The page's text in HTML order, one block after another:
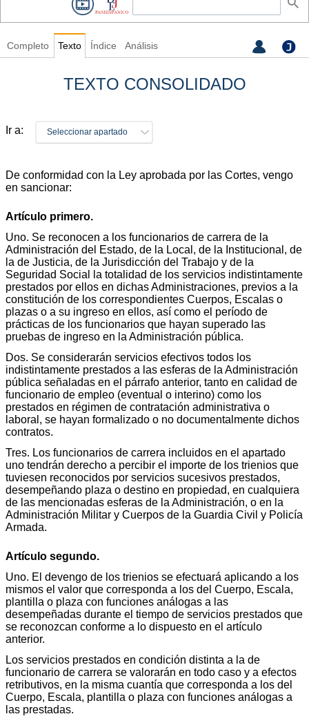
Completo Texto Índice Análisis
TEXTO CONSOLIDADO
Ir a: Seleccionar apartado
De conformidad con la Ley aprobada por las Cortes, vengo
en sancionar:
Artículo primero.
Uno. Se reconocen a los funcionarios de carrera de la
Administración del Estado, de la Local, de la Institucional, de
la de Justicia, de la Jurisdicción del Trabajo y de la
Seguridad Social la totalidad de los servicios indistintamente
prestados por ellos en dichas Administraciones, previos a la
constitución de los correspondientes Cuerpos, Escalas o
plazas o a su ingreso en ellos, así como el período de
prácticas de los funcionarios que hayan superado las
pruebas de ingreso en la Administración pública.
Dos. Se considerarán servicios efectivos todos los
indistintamente prestados a las esferas de la Administración
pública señaladas en el párrafo anterior, tanto en calidad de
funcionario de empleo (eventual o interino) como los
prestados en régimen de contratación administrativa o
laboral, se hayan formalizado o no documentalmente dichos
contratos.
Tres. Los funcionarios de carrera incluidos en el apartado
uno tendrán derecho a percibir el importe de los trienios que
tuviesen reconocidos por servicios sucesivos prestados,
desempeñando plaza o destino en propiedad, en cualquiera
de las mencionadas esferas de la Administración, o en la
Administración Militar y Cuerpos de la Guardia Civil y Policía
Armada.
Artículo segundo.
Uno. El devengo de los trienios se efectuará aplicando a los
mismos el valor que corresponda a los del Cuerpo, Escala,
plantilla o plaza con funciones análogas a las
desempeñadas durante el tiempo de servicios prestados que
se reconozcan conforme a lo dispuesto en el artículo
anterior.
Los servicios prestados en condición distinta a la de
funcionario de carrera se valorarán en todo caso y a efectos
retributivos, en la misma cuantía que corresponda a los del
Cuerpo, Escala, plantilla o plaza con funciones análogas a
las prestadas.